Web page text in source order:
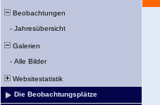
Beobachtungen
- Jahresübersicht
Galerien
- Alle Bilder
Websitestatistik
Die Beobachtungsplätze